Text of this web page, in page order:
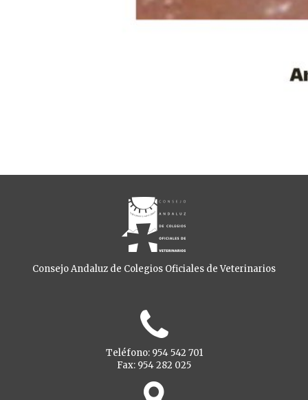
Consejo Andaluz de Colegios Oficiales de Veterinarios
Teléfono: 954 542 701
Fax: 954 282 025